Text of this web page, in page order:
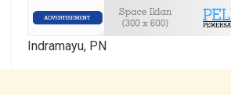
Indramayu, PN